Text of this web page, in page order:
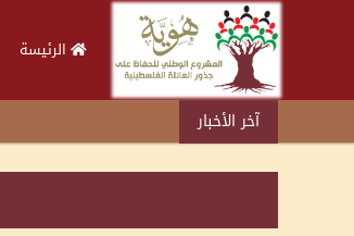
الرئيسة
آخر الأخبار